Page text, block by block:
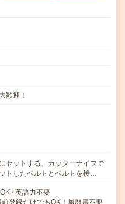
歓迎！
セットする、カッターナイフで
トしたベルトとベルトを接…
/ 英語力不要
登録だけでもOK！履歴書不要